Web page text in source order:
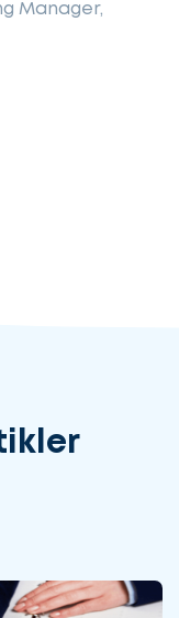
Manager,